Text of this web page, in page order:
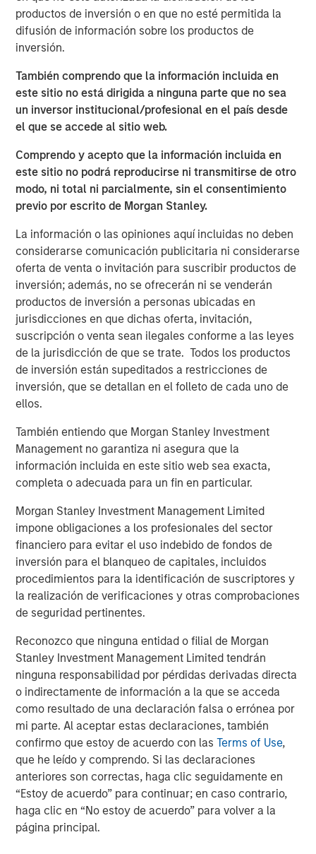
productos de inversión o en que no esté permitida la
difusión de información sobre los productos de
inversión.
También comprendo que la información incluida en
este sitio no está dirigida a ninguna parte que no sea
un inversor institucional/profesional en el país desde
el que se accede al sitio web.
Comprendo y acepto que la información incluida en
este sitio no podrá reproducirse ni transmitirse de otro
modo, ni total ni parcialmente, sin el consentimiento
previo por escrito de Morgan Stanley.
La información o las opiniones aquí incluidas no deben
considerarse comunicación publicitaria ni considerarse
oferta de venta o invitación para suscribir productos de
inversión; además, no se ofrecerán ni se venderán
productos de inversión a personas ubicadas en
jurisdicciones en que dichas oferta, invitación,
suscripción o venta sean ilegales conforme a las leyes
de la jurisdicción de que se trate. Todos los productos
de inversión están supeditados a restricciones de
inversión, que se detallan en el folleto de cada uno de
ellos.
También entiendo que Morgan Stanley Investment
Management no garantiza ni asegura que la
información incluida en este sitio web sea exacta,
completa o adecuada para un fin en particular.
Morgan Stanley Investment Management Limited
impone obligaciones a los profesionales del sector
financiero para evitar el uso indebido de fondos de
inversión para el blanqueo de capitales, incluidos
procedimientos para la identificación de suscriptores y
la realización de verificaciones y otras comprobaciones
de seguridad pertinentes.
Reconozco que ninguna entidad o filial de Morgan
Stanley Investment Management Limited tendrán
ninguna responsabilidad por pérdidas derivadas directa
o indirectamente de información a la que se acceda
como resultado de una declaración falsa o errónea por
mi parte. Al aceptar estas declaraciones, también
confirmo que estoy de acuerdo con lasTerms of Use,
que he leído y comprendo. Si las declaraciones
anteriores son correctas, haga clic seguidamente en
“Estoy de acuerdo” para continuar; en caso contrario,
haga clic en “No estoy de acuerdo” para volver a la
página principal.
investment in new energy sources.
The good news is that lower fossil fuel prices have
for consumers and businesses. Oil prices declined
through 2025 due to a growing supply glut, and we think
prices could remain moderate in 2026. That would keep
fuel costs manageable for industry.
Lower energy input costs act like a tax cut for the global
economy, boosting consumption and freeing up
resources for growth. Even after recent price drops, oil
prices are still higher than pre-pandemic levels,
Instead, the energy market may be stabilizing at a new
equilibrium that helps to balance producer and consumer
interests.
Crucially, a slight cooling in oil demand growth partly
reflects positive structural change: electric vehicle (EV)
adoption and efficiency improvements. Global EV sales
are breaking records, with more than 20 million EVs
expected to be sold in 2025—over one-quarter of all new
cars. While this rapid electrification of transport is
reducing long-term oil demand growth, it brings a silver
systems require significant amounts of metals and new
infrastructure. Overall, though oil may cede some ground,
other commodities stand to gain.
Perhaps the brightest spot in the commodity outlook is
accelerating investment in the energy transition.
Worldwide, governments and companies are channeling
unprecedented capital into renewable energy, clean
technologies and grid infrastructure.
According to the International Energy Agency, global
$3.3 trillion in 2025, with roughly two-thirds going into
clean energy technologies—renewables, power grids,
energy storage and low carbon fuels. In a remarkable
shift, that would double the investment going into fossil
fuel supply, when a decade ago, clean energy was less
than half of energy spending. Solar power alone is
attracting around $450 billion annually, more than any
other energy technology.
Building out renewable power and electric transport
requires vast quantities of industrial metals and
materials. Copper, aluminum, lithium, nickel and cobalt